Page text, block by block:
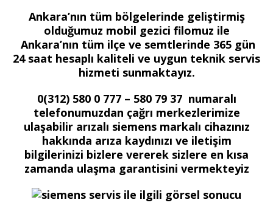
Ankara’nın tüm bölgelerinde geliştirmiş
olduğumuz mobil gezici filomuz ile
Ankara’nın tüm ilçe ve semtlerinde 365 gün
24 saat hesaplı kaliteli ve uygun teknik servis
hizmeti sunmaktayız.
0(312) 580 0 777 – 580 79 37 numaralı
telefonumuzdan çağrı merkezlerimize
ulaşabilir arızalı siemens markalı cihazınız
hakkında arıza kaydınızı ve iletişim
bilgilerinizi bizlere vererek sizlere en kısa
zamanda ulaşma garantisini vermekteyiz